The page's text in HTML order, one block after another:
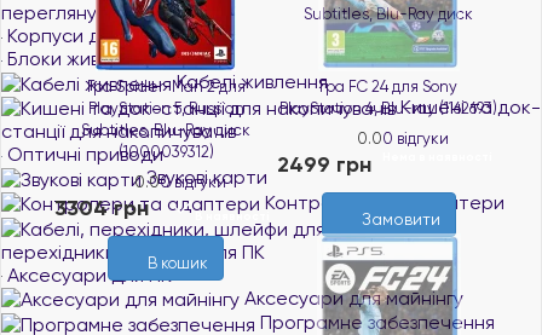
переглянути все
Корпуси для ПК
Блоки живлення
Кабелі живлення
Кишені та док-
станції для накопичувачів
Оптичні приводи
Звукові карти
Контролери та адаптери
Кабелі,
перехідники, шлейфи для ПК
Аксесуари для ПК
Аксесуари для майнінгу
Програмне забезпечення
Гра Spider-Man 2 для
PlayStation 5, Russian
Subtitles, Blu-Ray диск
(1000039312)
0.00 відгуки
В наявності
3304 грн
В кошик
Гра FC 24 для Sony
PlayStation 4, Blu-ray (1162693)
0.00 відгуки
2499 грн
Замовити